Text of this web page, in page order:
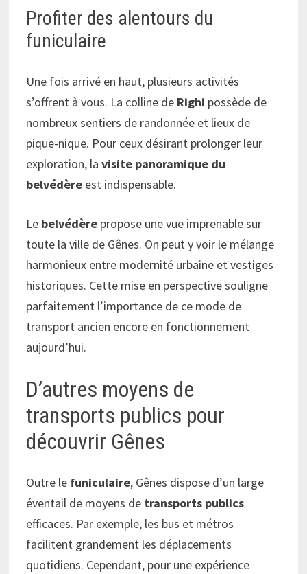
Profiter des alentours du
funiculaire
Une fois arrivé en haut, plusieurs activités
s’offrent à vous. La colline de Righi possède de
nombreux sentiers de randonnée et lieux de
pique-nique. Pour ceux désirant prolonger leur
exploration, lavisite panoramique du
belvédère est indispensable.
Le belvédère propose une vue imprenable sur
toute la ville de Gênes. On peut y voir le mélange
harmonieux entre modernité urbaine et vestiges
historiques. Cette mise en perspective souligne
parfaitement l’importance de ce mode de
transport ancien encore en fonctionnement
aujourd’hui.
D’autres moyens de
transports publics pour
découvrir Gênes
Outre le funiculaire, Gênes dispose d’un large
éventail de moyens de transports publics
efficaces. Par exemple, les bus et métros
facilitent grandement les déplacements
quotidiens. Cependant, pour une expérience